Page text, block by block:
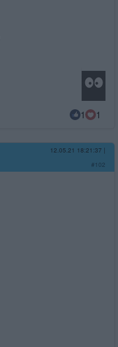
1 1
12.05.21 18:21:37 |
#102